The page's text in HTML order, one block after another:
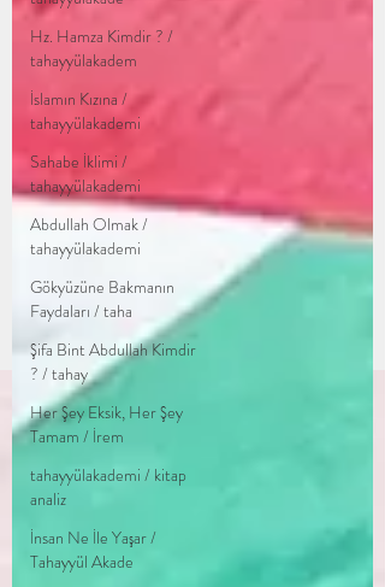
Hz. Hamza Kimdir ? /
tahayyülakadem
İslamın Kızına /
tahayyülakademi
Sahabe İklimi /
tahayyülakademi
Abdullah Olmak /
tahayyülakademi
Gökyüzüne Bakmanın
Faydaları / taha
Şifa Bint Abdullah Kimdir
? / tahay
Her Şey Eksik, Her Şey
Tamam / İrem
tahayyülakademi / kitap
analiz
İnsan Ne İle Yaşar /
Tahayyül Akade